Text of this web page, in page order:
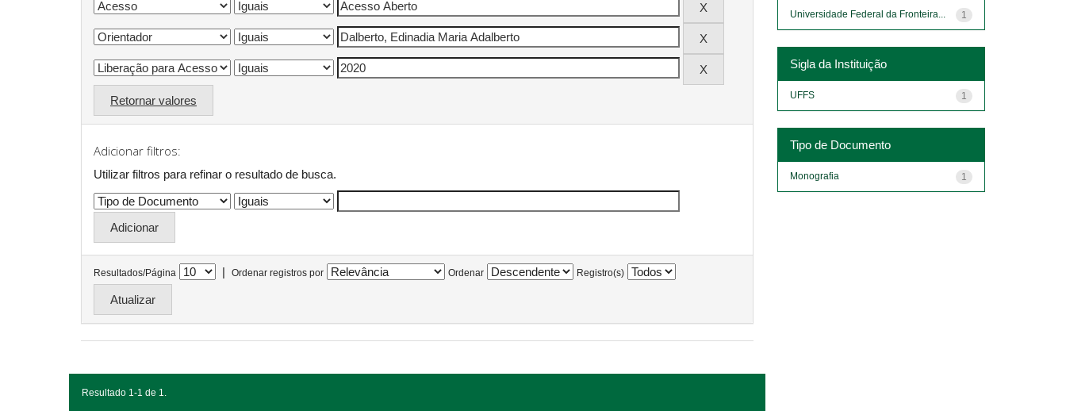
Retornar valores
Adicionar filtros:
Utilizar filtros para refinar o resultado de busca.
Resultados/Página | Ordenar registros por Ordenar Registro(s)
Resultado 1-1 de 1.
1
Universidade Federal da Fronteira...
Sigla da Instituição
1
UFFS
Tipo de Documento
1
Monografia